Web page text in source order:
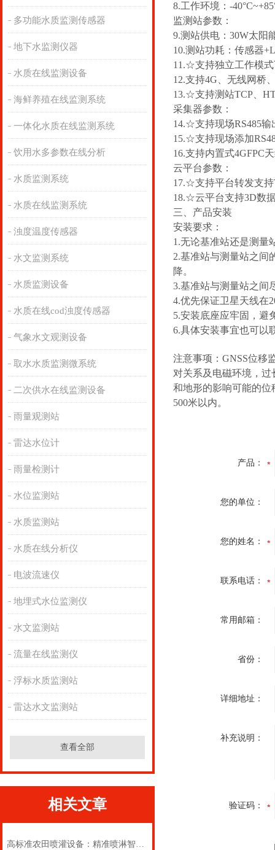
多功能水质监测传感器
地下水监测仪器
水质在线监测设备
海鲜养殖在线监测系统
一体化水质在线监测系统
饮用水多参数在线分析
水质监测系统
水质在线监测系统
浊度温度传感器
水文监测系统
水质监测设备
水质在线cod浊度传感器
气象水文观测设备
取水水质监测微系统
二次供水在线监测设备
雨量观测站
雷达水位计
雨量检测计
水位监测站
水质监测站
水质在线分析仪
电波流速仪
地埋式水位监测仪
水文监测站
流量在线监测仪
浮标水质监测站
雷达水文监测站
查看全部
相关文章
高标准农田喷灌设备：精准喷淋智能控水，助力高标准农田节水增产增效
8.工作环境：-
监测站参数：
9.测站供电：30W太阳
10.测站功耗：传感器
11.☆支持独立工作模
12.支持4G、无线网桥
13.☆支持测站TCP、
采集器参数：
14.☆支持现场RS485
15.☆支持现场添加
16.支持内置式4GFPC
云平台参数：
17.☆支持平台转发支持
18.☆云平台支持3D数
三、产品安装
安装要求：
1.无论基准站还是测量
2.基准站与测量站之间
降。
3.基准站与测量站之间
4.优先保证卫星天线在
5.安装底座应牢固，避
6.具体安装事宜也可以
注意事项：GNSS位移
对关系及电磁环境，
和地形的影响可能的
500米以内。
产品：
您的单位：
您的姓名：
联系电话：
常用邮箱：
省份：
详细地址：
补充说明：
验证码：